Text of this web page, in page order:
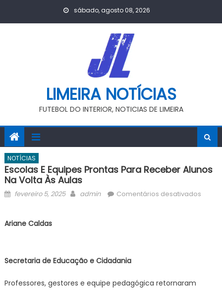
sábado, agosto 08, 2026
LIMEIRA NOTÍCIAS
FUTEBOL DO INTERIOR, NOTICIAS DE LIMEIRA
NOTÍCIAS
Escolas E Equipes Prontas Para Receber Alunos
Na Volta Às Aulas
Posted
fevereiro 5, 2025 Author
admin Comentários desativadosem
Ariane Caldas
Secretaria de Educação e Cidadania
Professores, gestores e equipe pedagógica retornaram